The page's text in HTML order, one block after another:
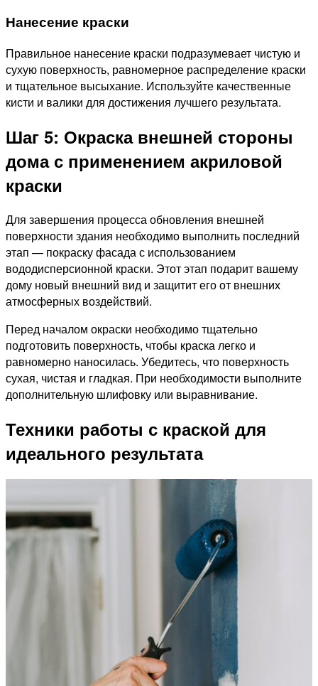
Нанесение краски
Правильное нанесение краски подразумевает чистую и
сухую поверхность, равномерное распределение краски
и тщательное высыхание. Используйте качественные
кисти и валики для достижения лучшего результата.
Шаг 5: Окраска внешней стороны
дома с применением акриловой
краски
Для завершения процесса обновления внешней
поверхности здания необходимо выполнить последний
этап — покраску фасада с использованием
вододисперсионной краски. Этот этап подарит вашему
дому новый внешний вид и защитит его от внешних
атмосферных воздействий.
Перед началом окраски необходимо тщательно
подготовить поверхность, чтобы краска легко и
равномерно наносилась. Убедитесь, что поверхность
сухая, чистая и гладкая. При необходимости выполните
дополнительную шлифовку или выравнивание.
Техники работы с краской для
идеального результата